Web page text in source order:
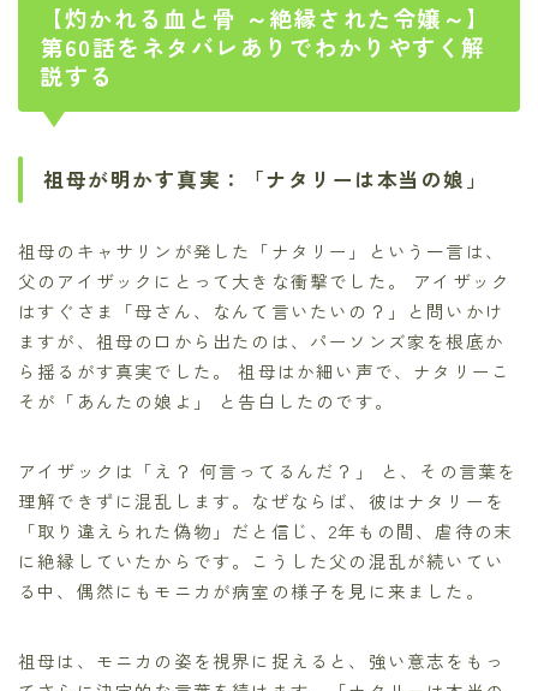
【灼かれる血と骨 ～絶縁された令嬢～】
第60話をネタバレありでわかりやすく解
説する
祖母が明かす真実：「ナタリーは本当の娘」
祖母のキャサリンが発した「ナタリー」という一言は、
父のアイザックにとって大きな衝撃でした。 アイザック
はすぐさま「母さん、なんて言いたいの？」と問いかけ
ますが、祖母の口から出たのは、パーソンズ家を根底か
ら揺るがす真実でした。 祖母はか細い声で、ナタリーこ
そが「あんたの娘よ」 と告白したのです。
アイザックは「え？ 何言ってるんだ？」 と、その言葉を
理解できずに混乱します。なぜならば、彼はナタリーを
「取り違えられた偽物」だと信じ、2年もの間、虐待の末
に絶縁していたからです。こうした父の混乱が続いてい
る中、偶然にもモニカが病室の様子を見に来ました。
祖母は、モニカの姿を視界に捉えると、強い意志をもっ